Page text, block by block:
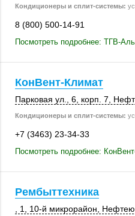
Кондиционеры и сплит-системы:
8 (800) 500-14-91
Посмотреть подробнее: ТГВ-
КонВент-Климат
Парковая ул., 6 корп. 7
Кондиционеры и сплит-системы:
+7 (3463) 23-34-33
Посмотреть подробнее:
Рембыттехника
, 1 10-й микрорайон